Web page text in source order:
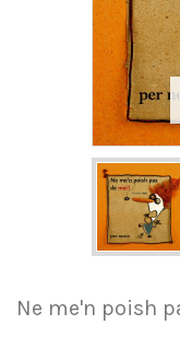
Ne me'n poish